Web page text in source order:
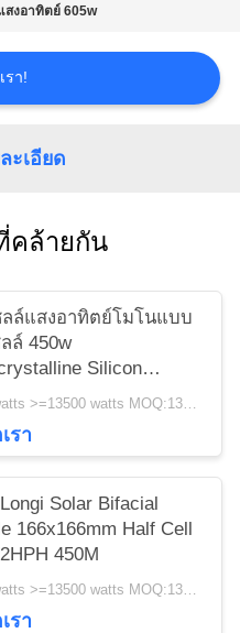
สงอาทิตย์ 605w
รา!
ะเอียด
ล้ายกัน
ลล์แสงอาทิตย์โมโนแบบ
ล์ 450w
Silicon
LR4 72HPH 450M รับ
รา
Solar Bifacial
166x166mm Half Cell
450M
$0.25/watts >=13500 watts MOQ:13500 watts
รา